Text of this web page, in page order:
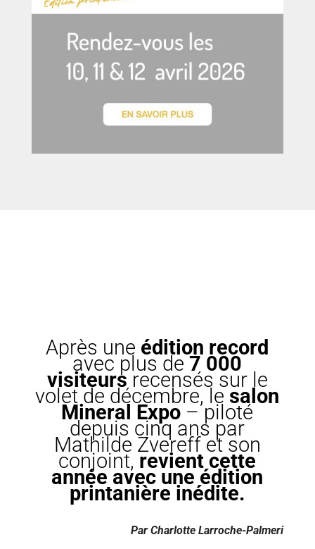
Après une édition record
avec plus de 7 000
visiteurs recensés sur le
volet de décembre, le salon
Mineral Expo – piloté
depuis cinq ans par
Mathilde Zvereff et son
conjoint, revient cette
année avec une édition
printanière inédite.
Par Charlotte Larroche-Palmeri